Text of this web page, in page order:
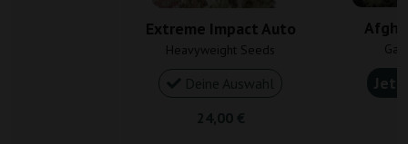
Extreme Impact Auto
Heavyweight Seeds